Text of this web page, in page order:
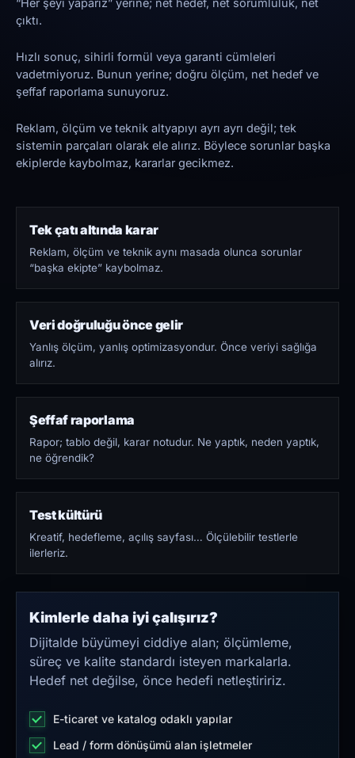
“Her şeyi yaparız” yerine; net hedef, net sorumluluk, net
çıktı.
Hızlı sonuç, sihirli formül veya garanti cümleleri
vadetmiyoruz. Bunun yerine; doğru ölçüm, net hedef ve
şeffaf raporlama sunuyoruz.
Reklam, ölçüm ve teknik altyapıyı ayrı ayrı değil; tek
sistemin parçaları olarak ele alırız. Böylece sorunlar başka
ekiplerde kaybolmaz, kararlar gecikmez.
Tek çatı altında karar
Reklam, ölçüm ve teknik aynı masada olunca sorunlar
“başka ekipte” kaybolmaz.
Veri doğruluğu önce gelir
Yanlış ölçüm, yanlış optimizasyondur. Önce veriyi sağlığa
alırız.
Şeffaf raporlama
Rapor; tablo değil, karar notudur. Ne yaptık, neden yaptık,
ne öğrendik?
Test kültürü
Kreatif, hedefleme, açılış sayfası… Ölçülebilir testlerle
ilerleriz.
Kimlerle daha iyi çalışırız?
Dijitalde büyümeyi ciddiye alan; ölçümleme,
süreç ve kalite standardı isteyen markalarla.
Hedef net değilse, önce hedefi netleştiririz.
E-ticaret ve katalog odaklı yapılar
Lead / form dönüşümü alan işletmeler